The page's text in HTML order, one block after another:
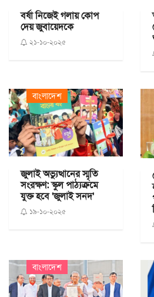
বর্ষা নিজেই গলায় কোপ
দেয় জুবায়েদকে
২১-১০-২০২৫
বাংলাদেশ
জুলাই অভ্যুত্থানের স্মৃতি
সংরক্ষণ: স্কুল পাঠ্যক্রমে
যুক্ত হবে 'জুলাই সনদ'
১৯-১০-২০২৫
বাংলাদেশ